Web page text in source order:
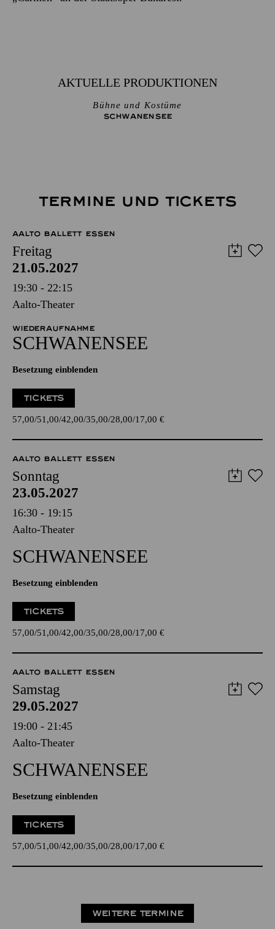
AKTUELLE PRODUKTIONEN
Bühne und Kostüme
SCHWANEN­SEE
TERMINE UND TICKETS
AALTO BALLETT ESSEN
Freitag
21.05.2027
19:30 - 22:15
Aalto-Theater
WIEDERAUFNAHME
SCHWANEN­SEE
Besetzung einblenden
TICKETS
57,00 51,00 42,00 35,00 28,00 17,00 €
AALTO BALLETT ESSEN
Sonntag
23.05.2027
16:30 - 19:15
Aalto-Theater
SCHWANEN­SEE
Besetzung einblenden
TICKETS
57,00 51,00 42,00 35,00 28,00 17,00 €
AALTO BALLETT ESSEN
Samstag
29.05.2027
19:00 - 21:45
Aalto-Theater
SCHWANEN­SEE
Besetzung einblenden
TICKETS
57,00 51,00 42,00 35,00 28,00 17,00 €
WEITERE TERMINE